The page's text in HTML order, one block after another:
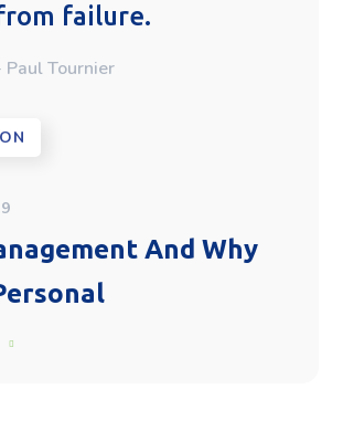
failure.
Paul Tournier
And Why